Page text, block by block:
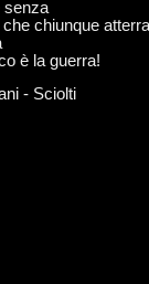
senza
chiunque atterra
è la guerra!
- Sciolti